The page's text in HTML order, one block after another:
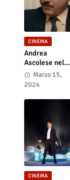
CINEMA
Andrea
Ascolese nel
cast di “Race
for Glory: Audi
cinema dal 14
Marzo 15,
2024
CINEMA